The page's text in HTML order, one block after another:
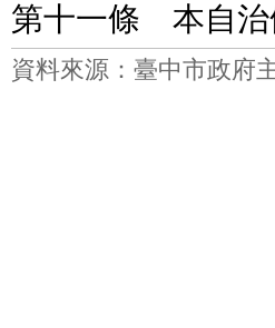
第十一條 本自治
資料來源：臺中市政府